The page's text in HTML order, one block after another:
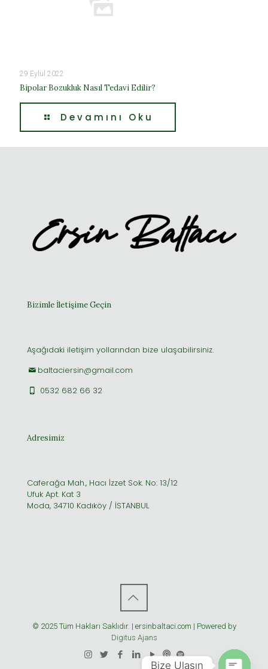
29 Eylül 2022
Bipolar Bozukluk Nasıl Tedavi Edilir?
Devamını Oku
Bizimle İletişime Geçin
Aşağıdaki iletişim yollarından bize ulaşabilirsiniz.
baltaciersin@gmail.com
0532 682 66 32
Adresimiz
Caferağa Mah., Hacı İzzet Sok. No: 13/12
Ufuk Apt. Kat 3
Moda, 34710 Kadıköy / İSTANBUL
© 2025 Tüm Hakları Saklıdır. | ersinbaltaci.com | Powered by
Digitus Ajans
Bize Ulaşın